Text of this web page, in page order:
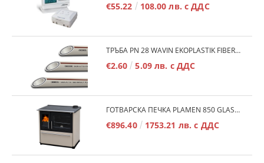
€55.22 108.00 лв. с ДДС
ТРЪБА PN 28 WAVIN EKOPLASTIK FIBER BASALT PLUS - 3М/БР.
€2.60 5.09 лв. с ДДС
ГОТВАРСКА ПЕЧКА PLAMEN 850 GLAS 11KW
€896.40 1753.21 лв. с ДДС